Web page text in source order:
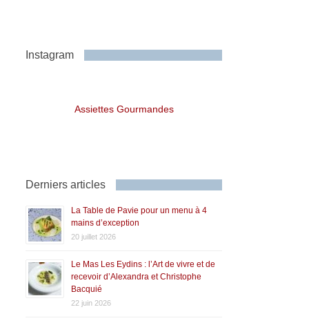
Instagram
Assiettes Gourmandes
Derniers articles
La Table de Pavie pour un menu à 4
mains d’exception
20 juillet 2026
Le Mas Les Eydins : l’Art de vivre et de
recevoir d’Alexandra et Christophe
Bacquié
22 juin 2026